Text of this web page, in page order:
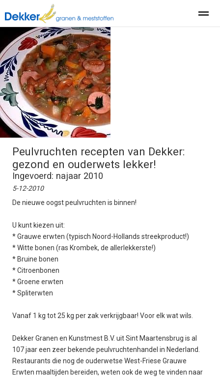
Producten Diensten Actueel
Home Nieuws
Peulvruchten recepten van Dekker:
gezond en ouderwets lekker!
Ingevoerd: najaar 2010
5-12-2010
De nieuwe oogst peulvruchten is binnen!
U kunt kiezen uit:
* Grauwe erwten (typisch Noord-Hollands streekproduct!)
* Witte bonen (ras Krombek, de allerlekkerste!)
* Bruine bonen
* Citroenbonen
* Groene erwten
* Spliterwten
Vanaf 1 kg tot 25 kg per zak verkrijgbaar! Voor elk wat wils.
Dekker Granen en Kunstmest B.V. uit Sint Maartensbrug is al
107 jaar een zeer bekende peulvruchtenhandel in Nederland.
Restaurants die nog de ouderwetse West-Friese Grauwe
Erwten maaltijden bereiden, weten ook de weg te vinden naar